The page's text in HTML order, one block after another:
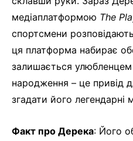
медіаплатформою The
спортсмени
ця платформа набирає
залишається улюбленцем
народження – це привід
згадати його легендарні
Факт про Дерека: Його